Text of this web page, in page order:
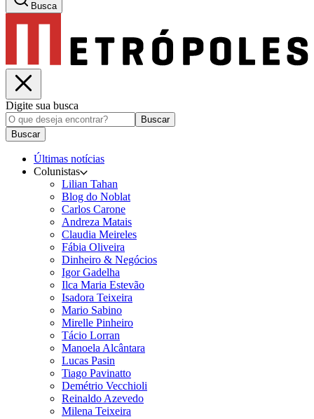
Busca
Digite sua busca
Buscar
Buscar
Últimas notícias
Colunistas
Lilian Tahan
Blog do Noblat
Carlos Carone
Andreza Matais
Claudia Meireles
Fábia Oliveira
Dinheiro & Negócios
Igor Gadelha
Ilca Maria Estevão
Isadora Teixeira
Mario Sabino
Mirelle Pinheiro
Tácio Lorran
Manoela Alcântara
Lucas Pasin
Tiago Pavinatto
Demétrio Vecchioli
Reinaldo Azevedo
Milena Teixeira